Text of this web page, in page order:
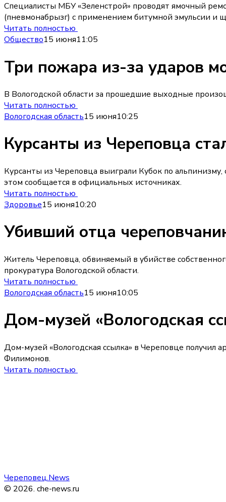
Специалисты МБУ «Зеленстрой» проводят ямочный
(пневмонабрызг) с применением битумной эмульсии и
Читать полностью
Общество15 июня11:05
Три пожара из-за ударов
В Вологодской области за прошедшие выходные
Читать полностью
Вологодская область15 июня10:25
Курсанты из Череповца
Курсанты из Череповца выиграли Кубок по
этом сообщается в официальных источниках.
Читать полностью
Здоровье15 июня10:20
Убивший отца
Житель Череповца, обвиняемый в убийстве
прокуратура Вологодской области.
Читать полностью
Вологодская область15 июня10:05
Дом-музей «Вологодская
Дом-музей «Вологодская ссылка» в Череповце получил
Филимонов.
Читать полностью
Череповец.News
© 2026. che-news.ru